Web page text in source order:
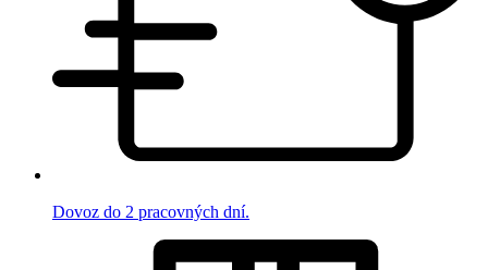
Dovoz do 2 pracovných dní.